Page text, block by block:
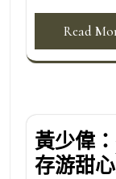
Read
黃少偉
存游甜